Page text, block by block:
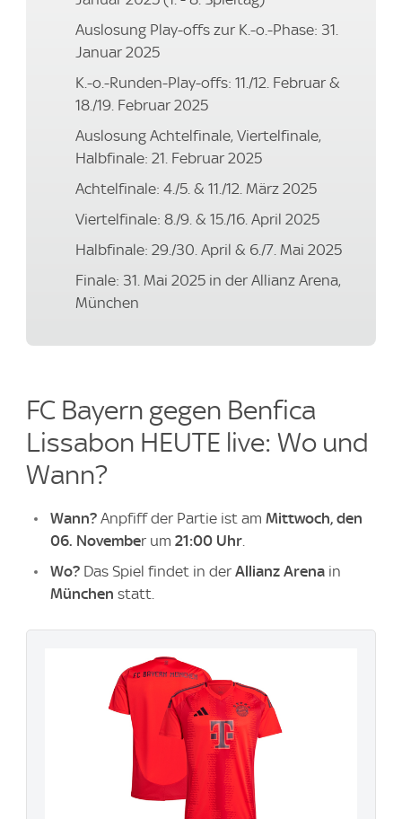
Auslosung Play-offs zur K.-o.-Phase: 31.
Januar 2025
K.-o.-Runden-Play-offs: 11./12. Februar &
18./19. Februar 2025
Auslosung Achtelfinale, Viertelfinale,
Halbfinale: 21. Februar 2025
Achtelfinale: 4./5. & 11./12. März 2025
Viertelfinale: 8./9. & 15./16. April 2025
Halbfinale: 29./30. April & 6./7. Mai 2025
Finale: 31. Mai 2025 in der Allianz Arena,
München
FC Bayern gegen Benfica
Lissabon HEUTE live: Wo und
Wann?
Wann? Anpfiff der Partie ist am Mittwoch, den
06. November um 21:00 Uhr.
Wo? Das Spiel findet in der Allianz Arena in
München statt.